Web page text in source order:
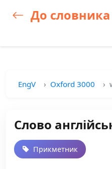
До словника
EngV Oxford 3000
Слово
Прикметник